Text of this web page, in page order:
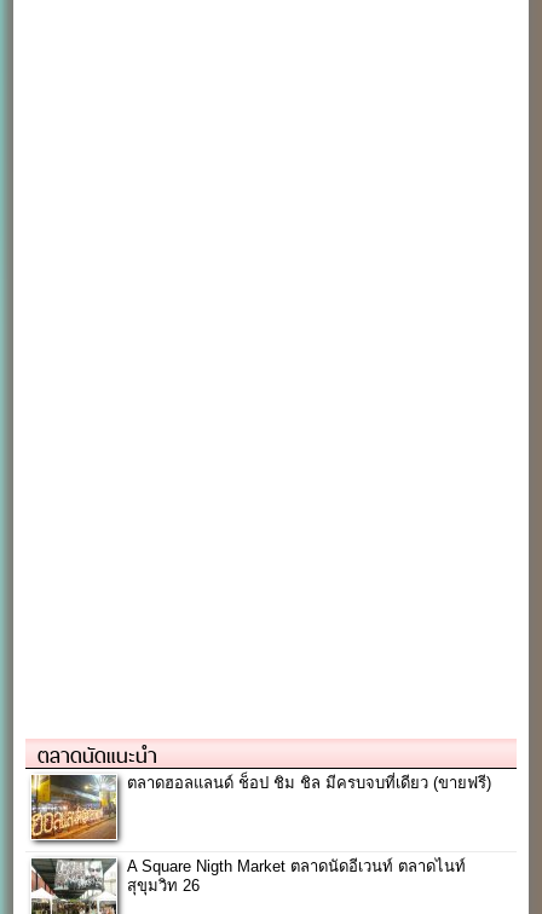
ตลาดนัดแนะนำ
ตลาดฮอลแลนด์ ช็อป ชิม ชิล มีครบจบที่เดียว (ขายฟรี)
A Square Nigth Market ตลาดนัดอีเวนท์ ตลาดไนท์
สุขุมวิท 26